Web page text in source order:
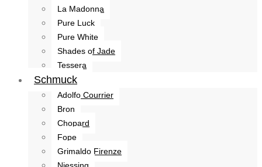
La Madonna
Pure Luck
Pure White
Shades of Jade
Tessera
Schmuck
Adolfo Courrier
Bron
Chopard
Fope
Grimaldo Firenze